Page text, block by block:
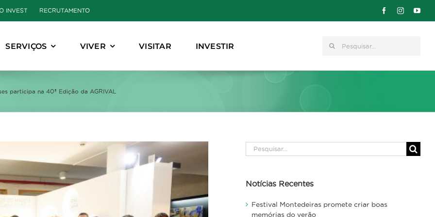
INVEST RECRUTAMENTO
SERVIÇOS VIVER VISITAR INVESTIR Pesquisar
participa na 40ª Edição da AGRIVAL
Pesquisar
Notícias Recentes
Festival Montedeiras promete criar boas
memórias do verão